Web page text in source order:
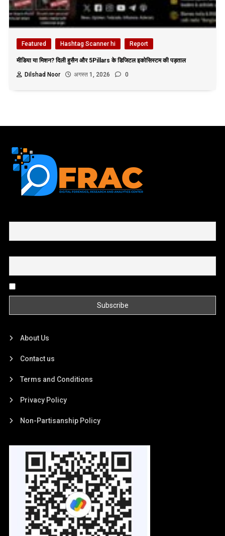
Featured Hashtag Scanner hi Report
मीडिया या मिशन? दिली हुसैन और 5Pillars के डिजिटल इकोसिस्टम की पड़ताल
Dilshad Noor
अगस्त 1, 2026 0
About Us
Contact us
Terms and Conditions
Privacy Policy
Non-Partisanship Policy